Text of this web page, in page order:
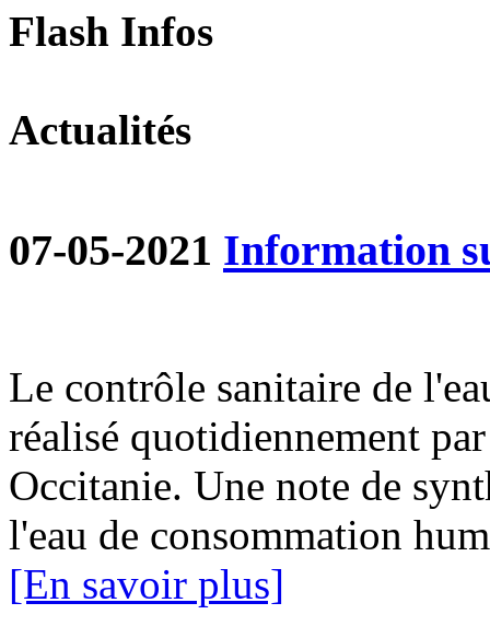
Flash Infos
Actualités
07-05-2021 Information
Le contrôle sanitaire de
réalisé quotidiennement
Occitanie. Une note de
l'eau de consommation
[En savoir plus]